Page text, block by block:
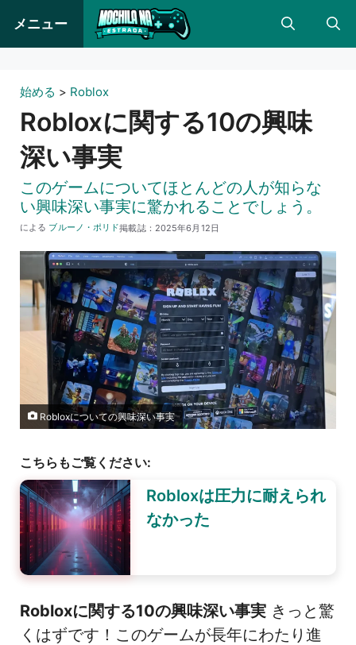
ン
メニュー
始める > Roblox
Robloxに関する10の興味
深い事実
このゲームについてほとんどの人が知らな
い興味深い事実に驚かれることでしょう。
掲載誌： 2025年6月12日
による ブルーノ・ポリド
Robloxについての興味深い事実
こちらもご覧ください:
Robloxは圧力に耐えられ
なかった
Robloxに関する10の興味深い事実 きっと驚
くはずです！このゲームが長年にわたり進